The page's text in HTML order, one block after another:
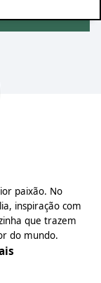
paixão. No
inspiração com
que trazem
do mundo.